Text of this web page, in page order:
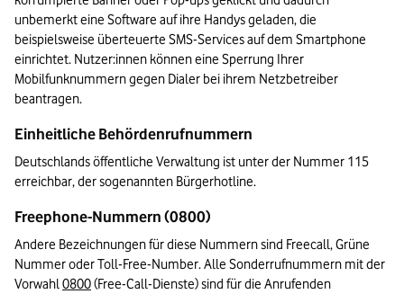
unbemerkt eine Software auf ihre Handys geladen, die
beispielsweise überteuerte SMS-Services auf dem Smartphone
einrichtet. Nutzer:innen können eine Sperrung Ihrer
Mobilfunknummern gegen Dialer bei ihrem Netzbetreiber
beantragen.
Einheitliche Behördenrufnummern
Deutschlands öffentliche Verwaltung ist unter der Nummer 115
erreichbar, der sogenannten Bürgerhotline.
Freephone-Nummern (0800)
Andere Bezeichnungen für diese Nummern sind Freecall, Grüne
Nummer oder Toll-Free-Number. Alle Sonderrufnummern mit der
Vorwahl 0800 (Free-Call-Dienste) sind für die Anrufenden